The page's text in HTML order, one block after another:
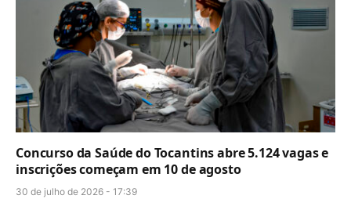
Concurso da Saúde do Tocantins abre 5.124 vagas e
inscrições começam em 10 de agosto
30 de julho de 2026 - 17:39